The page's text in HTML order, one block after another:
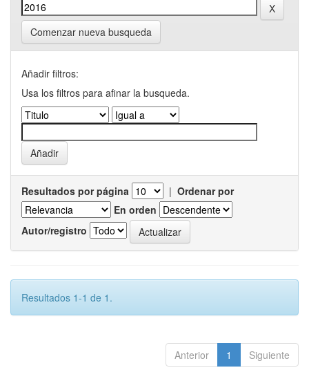
Comenzar nueva busqueda
Añadir filtros:
Usa los filtros para afinar la busqueda.
Resultados por página | Ordenar por
En orden
Autor/registro
Resultados 1-1 de 1.
Anterior 1 Siguiente